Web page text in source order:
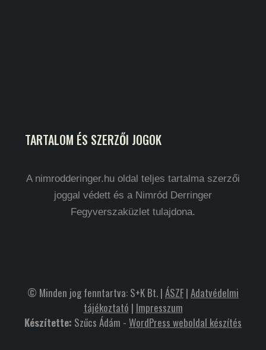
TARTALOM ÉS SZERZŐI JOGOK
A nimrodderinger.hu oldal teljes tartalma szerzői
joggal védett és a Nimród Derringer
Fegyverszaküzlet tulajdona.
© Minden jog fenntartva: S+K Bt. | ÁSZF| Adatvédelmi
tájékoztató | Impresszum
Készítette: Szűcs Ádám - WordPress weboldal készítés